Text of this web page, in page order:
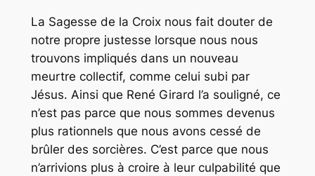
La Sagesse de la Croix nous fait douter de
notre propre justesse lorsque nous nous
trouvons impliqués dans un nouveau
meurtre collectif, comme celui subi par
Jésus. Ainsi que René Girard l’a souligné, ce
n’est pas parce que nous sommes devenus
plus rationnels que nous avons cessé de
brûler des sorcières. C’est parce que nous
n’arrivions plus à croire à leur culpabilité que